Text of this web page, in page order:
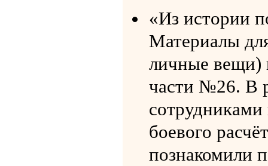
«Из истории
Материалы
личные вещи)
части №26. В
сотрудниками
боевого
познакомили